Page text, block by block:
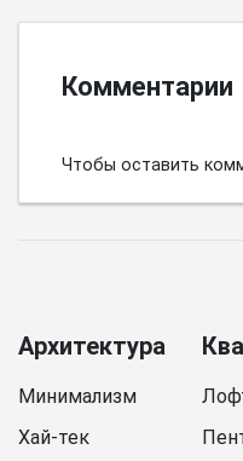
Комментарии
Чтобы оставить
Архитектура
Минимализм
Хай-тек